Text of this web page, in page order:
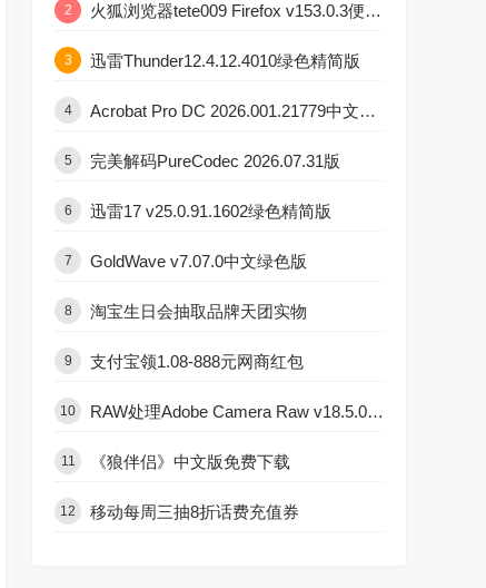
2 火狐浏览器tete009 Firefox v153.0.3便携版
3 迅雷Thunder12.4.12.4010绿色精简版
4 Acrobat Pro DC 2026.001.21779中文直装版
5 完美解码PureCodec 2026.07.31版
6 迅雷17 v25.0.91.1602绿色精简版
7 GoldWave v7.07.0中文绿色版
8 淘宝生日会抽取品牌天团实物
9 支付宝领1.08-888元网商红包
10 RAW处理Adobe Camera Raw v18.5.0中文版
11 《狼伴侣》中文版免费下载
12 移动每周三抽8折话费充值券